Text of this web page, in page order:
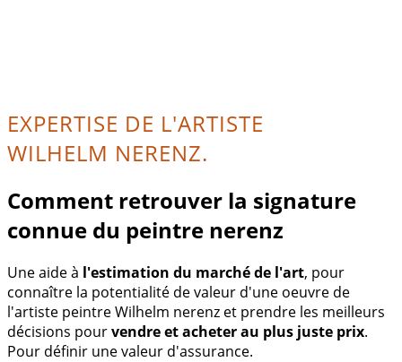
EXPERTISE DE L'ARTISTE
WILHELM NERENZ.
Comment retrouver la signature
connue du peintre nerenz
Une aide à l'estimation du marché de l'art, pour
connaître la potentialité de valeur d'une oeuvre de
l'artiste peintre Wilhelm nerenz et prendre les meilleurs
décisions pourvendre et acheter au plus juste prix.
Pour définir une valeur d'assurance.